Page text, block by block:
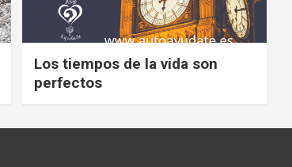
Los tiempos de la vida son
perfectos